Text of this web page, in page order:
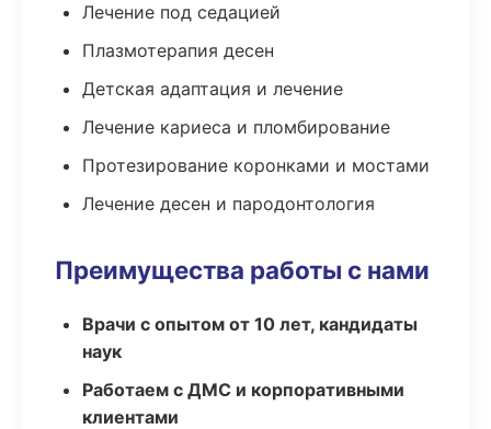
Лечение под седацией
Плазмотерапия десен
Детская адаптация и лечение
Лечение кариеса и пломбирование
Протезирование коронками и мостами
Лечение десен и пародонтология
Преимущества работы с нами
Врачи с опытом от 10 лет, кандидаты
наук
Работаем с ДМС и корпоративными
клиентами